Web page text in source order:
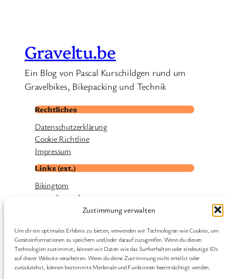
Zustimmung verwalten
Um dir ein optimales Erlebnis zu bieten, verwenden wir Technologien wie Cookies, um
Geräteinformationen zu speichern und/oder darauf zuzugreifen. Wenn du diesen
Technologien zustimmst, können wir Daten wie das Surfverhalten oder eindeutige IDs
auf dieser Website verarbeiten. Wenn du deine Zustimmung nicht erteilst oder
zurückziehst, können bestimmte Merkmale und Funktionen beeinträchtigt werden.
Graveltu.be
Ein Blog von Pascal Kurschildgen rund um
Gravelbikes, Bikepacking und Technik
Rechtliches
Datenschutzerklärung
Cookie Richtline
Impressum
Links (ext.)
Bikingtom
smugglerspath
Regines Radsalon
velohome
velo.fm
Neues aus Ippendorf